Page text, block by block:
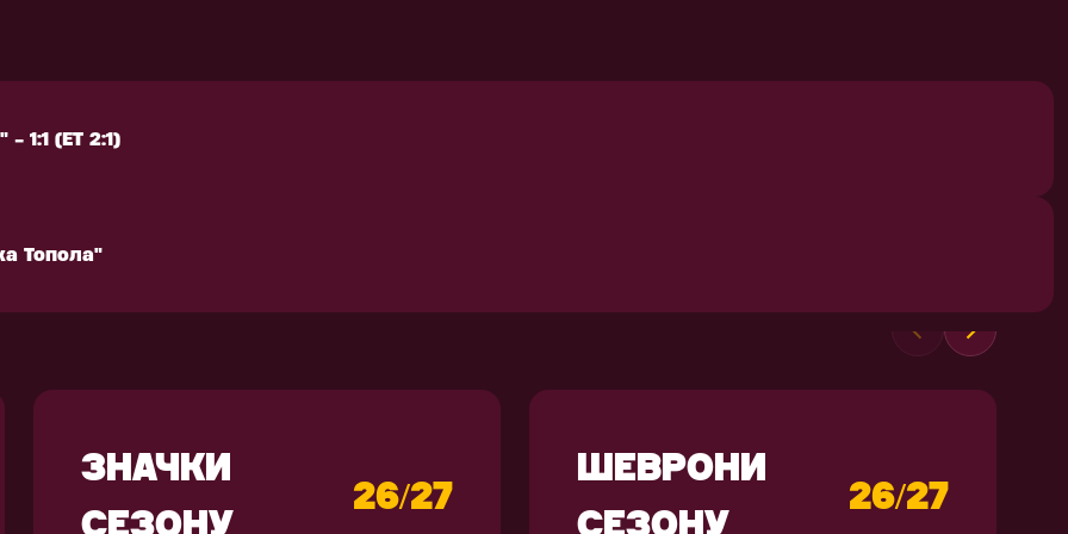
(ЕТ 2:1)
Топола"
1:1 (ЕТ 2:1)
Топола"
ЗНАЧКИ
СЕЗОНУ
26/27
ШЕВРОНИ
СЕЗОНУ
26/27